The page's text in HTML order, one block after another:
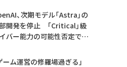
、次期モデル「Astra」の
開発を停止 「Critical」級
バー能力の可能性否定でき
ーム運営の修羅場過ぎる」